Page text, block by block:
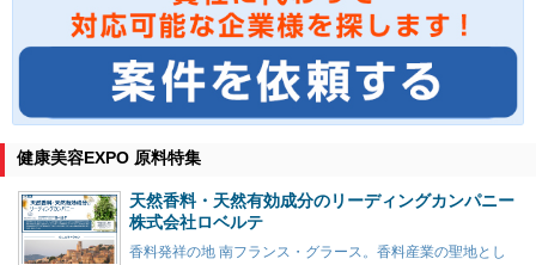
健康美容EXPO 原料特集
天然香料・天然有効成分のリーディングカンパニー
株式会社ロベルテ
香料発祥の地 南フランス・グラース。香料産業の聖地とし